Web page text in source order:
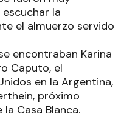
la
el almuerzo servido
encontraban Karina
Caputo, el
en la Argentina,
próximo
Casa Blanca.